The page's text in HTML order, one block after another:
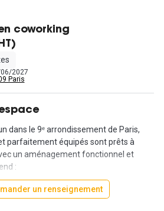
coworking
2027
Paris
dans le 9ᵉ arrondissement de Paris,
parfaitement équipés sont prêts à
un aménagement fonctionnel et
:
pour 7 personnes, 1 salle pour 4
personnes, 3 phoneboxes pour des
un renseignement